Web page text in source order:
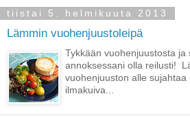
tiistai 5. helmikuuta 2013
Lämmin vuohenjuustoleipä
Tykkään vuohenjuustosta ja
annoksessani olla reilusti!
vuohenjuuston alle sujahtaa
ilmakuiva...